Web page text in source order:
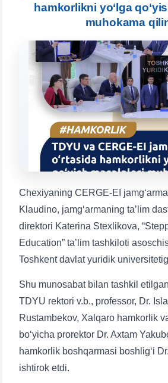
hamkorlikni yo‘lga
muhokama
Chexiyaning CERGE-EI
Klaudino, jamg‘armaning ta’lim
direktori Katerina Stexlikova,
Education” ta’lim tashkiloti
Toshkent davlat yuridik
Shu munosabat bilan tashkil
TDYU rektori v.b., professor, Dr.
Rustambekov, Xalqaro hamkorlik
bo‘yicha prorektor Dr. Axtam
hamkorlik boshqarmasi boshlig‘i
ishtirok etdi.
Qabul bo'yicha murojaatlaringizni ushbu
Mavzuni tanlang — keyin shu
savollar chiqadi:
1. Hujjatlar (bakalavr) (5)
3. Suhbat (bakalavr) (8)
5. To'lov-kontrakt (2)
7. Call-center (4)